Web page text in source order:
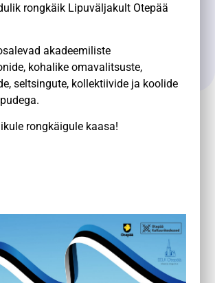
rongkäik Lipuväljakult Otepää
akadeemiliste
kohalike omavalitsuste,
seltsingute, kollektiivide ja koolide
rongkäigule kaasa!